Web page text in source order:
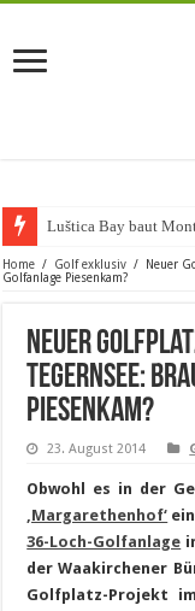
Luštica Bay baut
Home / Golf exklusiv /
Neuer
Golfanlage Piesenkam?
Neuer
Tegernsee:
Piesenkam?
23. August 2014
Obwohl es in der
‚Margarethenhof‘
36-Loch-Golfanlage
der Waakirchener
Golfplatz-Projekt